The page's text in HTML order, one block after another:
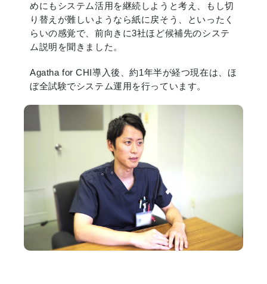
めにもシステム活用を継続しようと考え、もし切
り替えが難しいようなら紙に戻そう、といったく
らいの感覚で、前向きに3社ほど候補先のシステ
ム説明を聞きました。
Agatha for CHI導入後、約1年半が経つ現在は、ほ
ぼ全試験でシステム運用を行っています。